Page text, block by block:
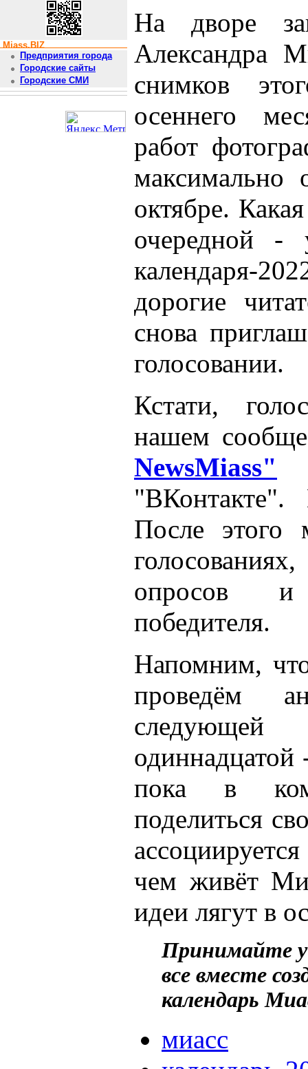
Miass.BIZ
Предприятия города
Городские сайты
Городские СМИ
На дворе
Александра
снимков
осеннего
работ
максимально
октябре.
очередной -
календаря-
дорогие
снова
голосовании.
Кстати,
нашем
NewsMiass"
После
опросов и
победителя.
Напомним,
проведём
следующей
одиннадцатой
пока в
поделиться
чем живёт
идеи лягут в
Принимайте
все вместе
календарь
миасс